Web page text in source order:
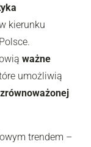
kierunku
ważne
umożliwią
trendem –